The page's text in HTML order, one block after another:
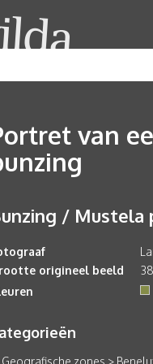
van
/ Mustela
origineel beeld
Geografische zones >